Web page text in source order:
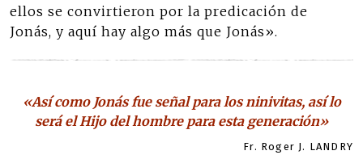
ellos se convirtieron por la predicación de
Jonás, y aquí hay algo más que Jonás».
«Así como Jonás fue señal para los ninivitas, así lo
será el Hijo del hombre para esta generación»
Fr. Roger J. LANDRY